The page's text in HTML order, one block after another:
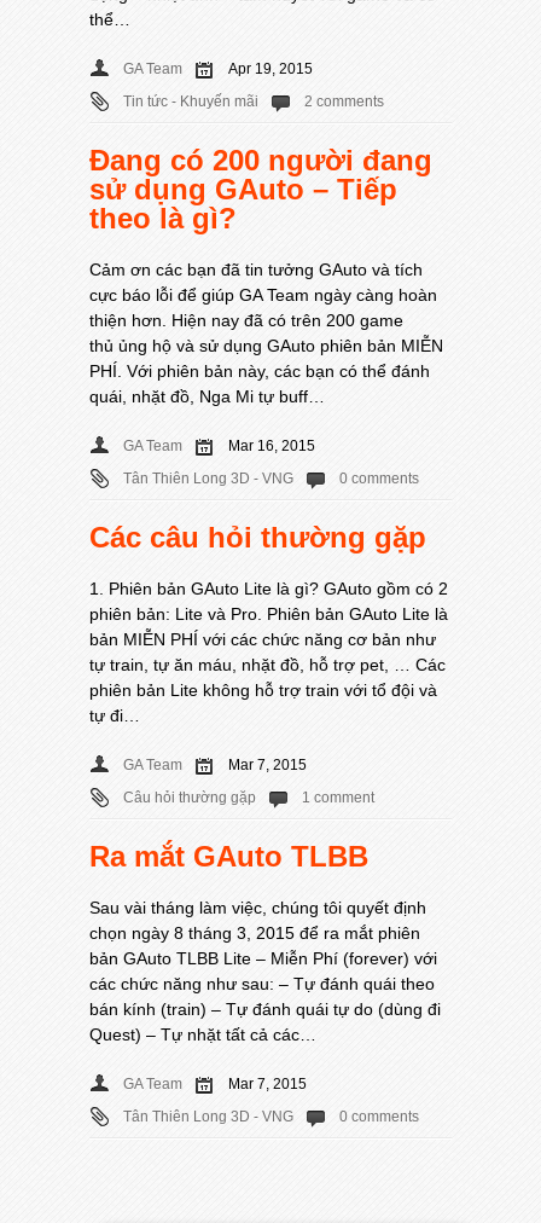
thể…
GA Team
Apr 19, 2015
Tin tức - Khuyến mãi
2 comments
Đang có 200 người đang
sử dụng GAuto – Tiếp
theo là gì?
Cảm ơn các bạn đã tin tưởng GAuto và tích
cực báo lỗi để giúp GA Team ngày càng hoàn
thiện hơn. Hiện nay đã có trên 200 game
thủ ủng hộ và sử dụng GAuto phiên bản MIỄN
PHÍ. Với phiên bản này, các bạn có thể đánh
quái, nhặt đồ, Nga Mi tự buff…
GA Team
Mar 16, 2015
Tân Thiên Long 3D - VNG
0 comments
Các câu hỏi thường gặp
1. Phiên bản GAuto Lite là gì? GAuto gồm có 2
phiên bản: Lite và Pro. Phiên bản GAuto Lite là
bản MIỄN PHÍ với các chức năng cơ bản như
tự train, tự ăn máu, nhặt đồ, hỗ trợ pet, … Các
phiên bản Lite không hỗ trợ train với tổ đội và
tự đi…
GA Team
Mar 7, 2015
Câu hỏi thường gặp
1 comment
Ra mắt GAuto TLBB
Sau vài tháng làm việc, chúng tôi quyết định
chọn ngày 8 tháng 3, 2015 để ra mắt phiên
bản GAuto TLBB Lite – Miễn Phí (forever) với
các chức năng như sau: – Tự đánh quái theo
bán kính (train) – Tự đánh quái tự do (dùng đi
Quest) – Tự nhặt tất cả các…
GA Team
Mar 7, 2015
Tân Thiên Long 3D - VNG
0 comments